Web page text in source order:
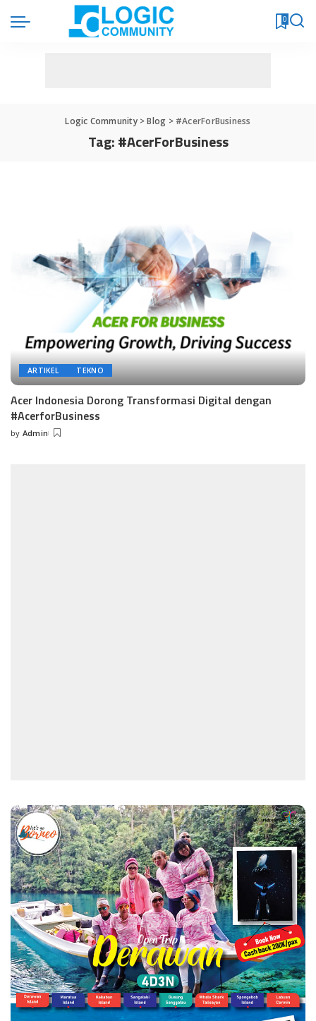
0
Logic Community>Blog > #AcerForBusiness
Tag:#AcerForBusiness
ARTIKEL TEKNO
Acer Indonesia Dorong Transformasi Digital dengan
#AcerforBusiness
Posted
by Admin